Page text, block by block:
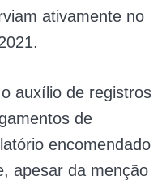
ativamente no
auxílio de registros
de
encomendado
apesar da menção